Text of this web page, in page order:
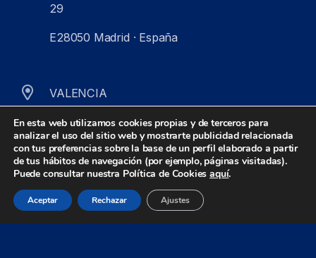
29
E28050 Madrid · España
VALENCIA
Botiguers, 5 · Edificio Manuel Borso, Bloque B
Oficinas B106-B107
E46980 Paterna (Valencia) · España
En esta web utilizamos cookies propias y de terceros para
analizar el uso del sitio web y mostrarte publicidad relacionada
con tus preferencias sobre la base de un perfil elaborado a partir
de tus hábitos de navegación (por ejemplo, páginas visitadas).
Puede consultar nuestra Política de Cookiesaquí.
Aceptar Rechazar Ajustes